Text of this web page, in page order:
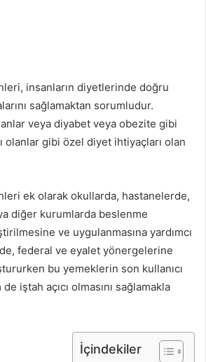
insanların diyetlerinde doğru
sağlamaktan sorumludur.
veya diyabet veya obezite gibi
olanlar gibi özel diyet ihtiyaçları olan
ek olarak okullarda, hastanelerde,
diğer kurumlarda beslenme
ve uygulanmasına yardımcı
federal ve eyalet yönergelerine
bu yemeklerin son kullanıcı
iştah açıcı olmasını sağlamakla
İçindekiler